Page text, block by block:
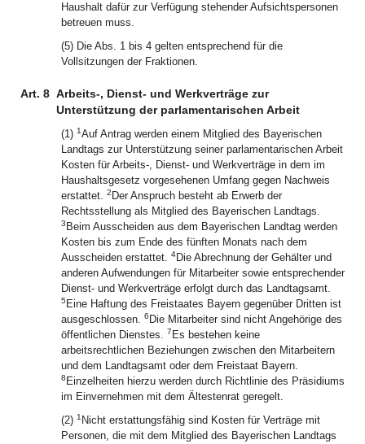
Haushalt dafür zur Verfügung stehender Aufsichtspersonen
betreuen muss.
(5) Die Abs. 1 bis 4 gelten entsprechend für die
Vollsitzungen der Fraktionen.
Art. 8 Arbeits-, Dienst- und Werkverträge zur
Unterstützung der parlamentarischen Arbeit
(1) 1Auf Antrag werden einem Mitglied des Bayerischen
Landtags zur Unterstützung seiner parlamentarischen Arbeit
Kosten für Arbeits-, Dienst- und Werkverträge in dem im
Haushaltsgesetz vorgesehenen Umfang gegen Nachweis
erstattet. 2 Der Anspruch besteht ab Erwerb der
Rechtsstellung als Mitglied des Bayerischen Landtags.
3 Beim Ausscheiden aus dem Bayerischen Landtag werden
Kosten bis zum Ende des fünften Monats nach dem
Ausscheiden erstattet. 4Die Abrechnung der Gehälter und
anderen Aufwendungen für Mitarbeiter sowie entsprechender
Dienst- und Werkverträge erfolgt durch das Landtagsamt.
5 Eine Haftung des Freistaates Bayern gegenüber Dritten ist
ausgeschlossen. 6 Die Mitarbeiter sind nicht Angehörige des
öffentlichen Dienstes. 7 Es bestehen keine
arbeitsrechtlichen Beziehungen zwischen den Mitarbeitern
und dem Landtagsamt oder dem Freistaat Bayern.
8 Einzelheiten hierzu werden durch Richtlinie des Präsidiums
im Einvernehmen mit dem Ältestenrat geregelt.
(2) 1 Nicht erstattungsfähig sind Kosten für Verträge mit
Personen, die mit dem Mitglied des Bayerischen Landtags